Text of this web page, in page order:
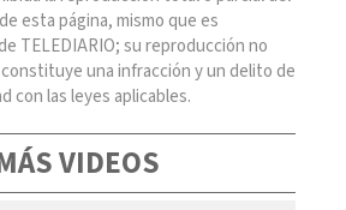
esta página, mismo que es
TELEDIARIO; su reproducción no
una infracción y un delito de
con las leyes aplicables.
VIDEOS